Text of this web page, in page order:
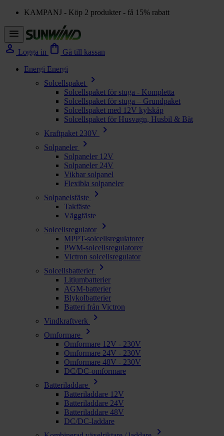
KAMPANJ - Köp 2 produkter - få 15% rabatt
menu
person Logga in shopping_bag Gå till kassan
Energi Energi
Solcellspaket
chevron_right
Solcellspaket för stuga - Kompletta
Solcellspaket för stuga – Grundpaket
Solcellspaket med 12V kylskåp
Solcellspaket för Husvagn, Husbil & Båt
Kraftpaket 230V
chevron_right
Solpaneler chevron_right
Solpaneler 12V
Solpaneler 24V
Vikbar solpanel
Flexibla solpaneler
Solpanelsfäste
chevron_right
Takfäste
Väggfäste
Solcellsregulator
chevron_right
MPPT-solcellsregulatorer
PWM-solcellsregulatorer
Victron solcellsregulator
Solcellsbatterier
chevron_right
Litiumbatterier
AGM-batterier
Blykolbatterier
Batteri från Victron
Vindkraftverk
chevron_right
Omformare chevron_right
Omformare 12V - 230V
Omformare 24V - 230V
Omformare 48V - 230V
DC/DC-omformare
Batteriladdare
chevron_right
Batteriladdare 12V
Batteriladdare 24V
Batteriladdare 48V
DC/DC-laddare
chevron_right